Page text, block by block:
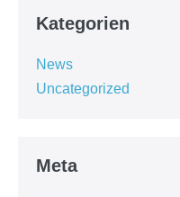
Kategorien
News
Uncategorized
Meta